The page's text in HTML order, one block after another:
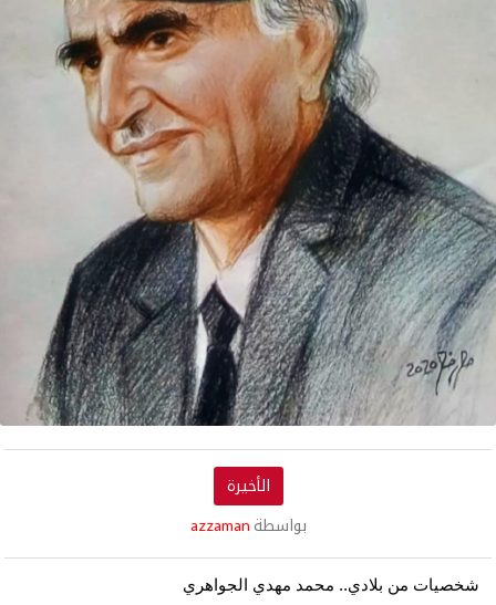
الأخيرة
بواسطة azzaman
شخصيات من بلادي.. محمد مهدي الجواهري